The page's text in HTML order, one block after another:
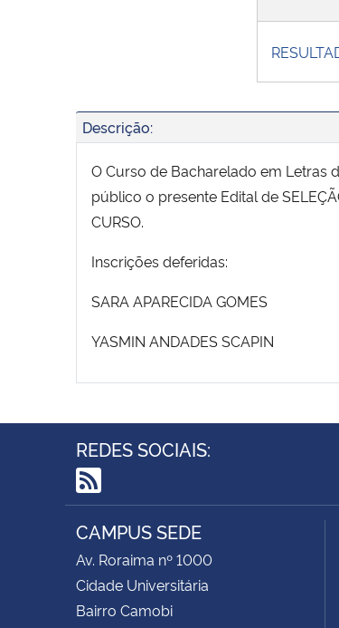
Descrição:
O Curso de Bacharelado em Letras
público o presente Edital de
CURSO.
Inscrições deferidas:
SARA APARECIDA GOMES
YASMIN ANDADES SCAPIN
REDES SOCIAIS:
RSS
CAMPUS SEDE
Av. Roraima nº 1000
Cidade Universitária
Bairro Camobi